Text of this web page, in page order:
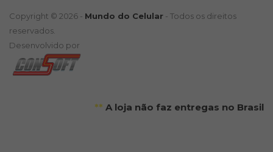
Copyright © 2026 - Mundo do Celular - Todos os direitos
reservados.
Desenvolvido por
** A loja não faz entregas no Brasil